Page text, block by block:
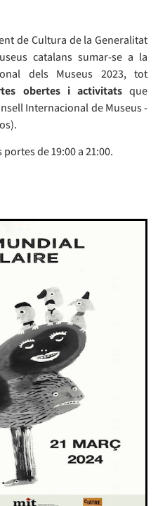
de Cultura de la Generalitat
catalans sumar-se a la
dels Museus 2023, tot
obertes i activitatsque
Internacional de Museus -
de 19:00 a 21:00.